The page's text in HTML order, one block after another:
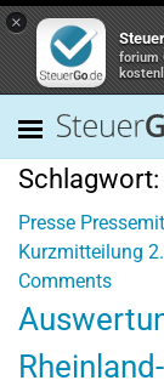
×
forium
Schlagwort:
Presse
Kurzmitteilung
Comments